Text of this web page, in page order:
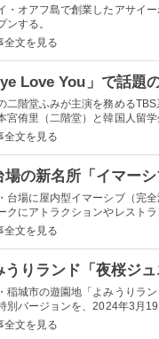
・オアフ島で創業したアサイ
ンする。
全文を見る
二階堂ふみが主演を務める
宮侑里（二階堂）と韓国人留
全文を見る
台場に屋内型イマーシブ（完
クにアトラクションやレスト
全文を見る
稲城市の遊園地「よみうりラ
別バージョンを、2024年3月
全文を見る